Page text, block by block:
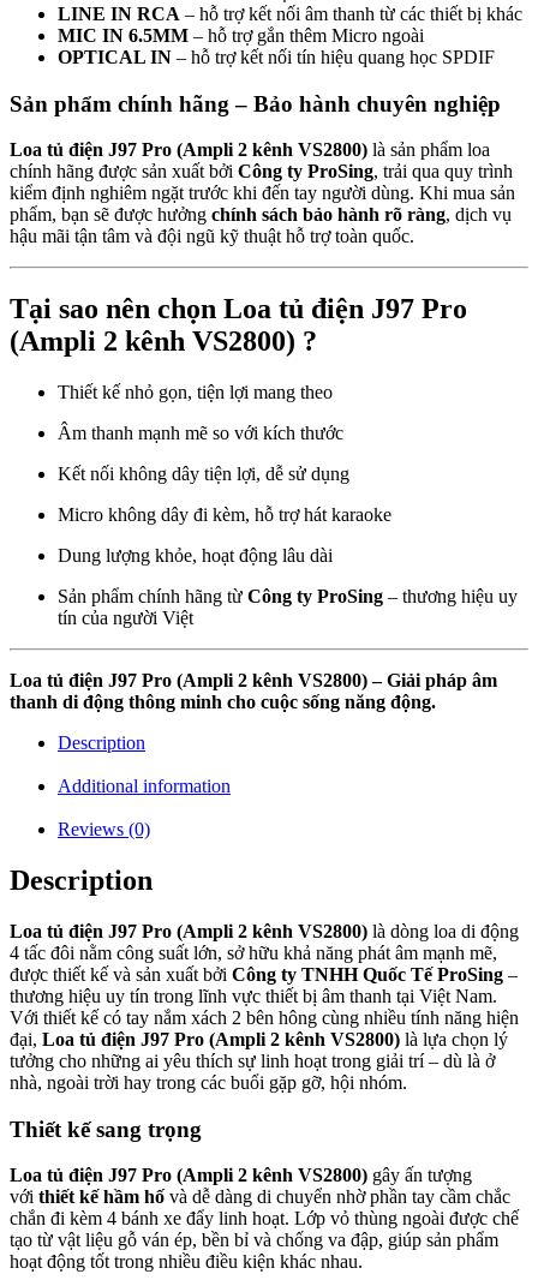
LINE IN RCA – hỗ trợ kết nối âm thanh từ các thiết bị khác
MIC IN 6.5MM – hỗ trợ gắn thêm Micro ngoài
OPTICAL IN – hỗ trợ kết nối tín hiệu quang học SPDIF
Sản phẩm chính hãng – Bảo hành chuyên nghiệp
Loa tủ điện J97 Pro (Ampli 2 kênh VS2800) là sản phẩm loa
chính hãng được sản xuất bởi Công ty ProSing, trải qua quy trình
kiểm định nghiêm ngặt trước khi đến tay người dùng. Khi mua sản
phẩm, bạn sẽ được hưởng chính sách bảo hành rõ ràng, dịch vụ
hậu mãi tận tâm và đội ngũ kỹ thuật hỗ trợ toàn quốc.
Tại sao nên chọn Loa tủ điện J97 Pro
(Ampli 2 kênh VS2800) ?
Thiết kế nhỏ gọn, tiện lợi mang theo
Âm thanh mạnh mẽ so với kích thước
Kết nối không dây tiện lợi, dễ sử dụng
Micro không dây đi kèm, hỗ trợ hát karaoke
Dung lượng khỏe, hoạt động lâu dài
Sản phẩm chính hãng từ Công ty ProSing – thương hiệu uy
tín của người Việt
Loa tủ điện J97 Pro (Ampli 2 kênh VS2800) – Giải pháp âm
thanh di động thông minh cho cuộc sống năng động.
Description
Additional information
Reviews (0)
Description
Loa tủ điện J97 Pro (Ampli 2 kênh VS2800) là dòng loa di động
4 tấc đôi nằm công suất lớn, sở hữu khả năng phát âm mạnh mẽ,
được thiết kế và sản xuất bởi Công ty TNHH Quốc Tế ProSing –
thương hiệu uy tín trong lĩnh vực thiết bị âm thanh tại Việt Nam.
Với thiết kế có tay nắm xách 2 bên hông cùng nhiều tính năng hiện
đại, Loa tủ điện J97 Pro (Ampli 2 kênh VS2800) là lựa chọn lý
tưởng cho những ai yêu thích sự linh hoạt trong giải trí – dù là ở
nhà, ngoài trời hay trong các buổi gặp gỡ, hội nhóm.
Thiết kế sang trọng
Loa tủ điện J97 Pro (Ampli 2 kênh VS2800) gây ấn tượng
với thiết kế hầm hố và dễ dàng di chuyển nhờ phần tay cầm chắc
chắn đi kèm 4 bánh xe đẩy linh hoạt. Lớp vỏ thùng ngoài được chế
tạo từ vật liệu gỗ ván ép, bền bỉ và chống va đập, giúp sản phẩm
hoạt động tốt trong nhiều điều kiện khác nhau.